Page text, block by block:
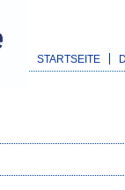
STARTSEITE